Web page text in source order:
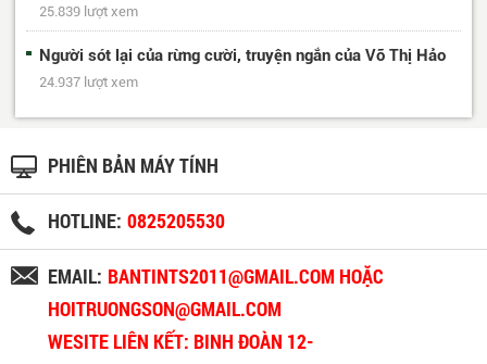
25.839 lượt xem
Người sót lại của rừng cười, truyện ngắn của Võ Thị Hảo
24.937 lượt xem
PHIÊN BẢN MÁY TÍNH
HOTLINE: 0825205530
EMAIL: BANTINTS2011@GMAIL.COM HOẶC
HOITRUONGSON@GMAIL.COM
WESITE LIÊN KẾT: BINH ĐOÀN 12-